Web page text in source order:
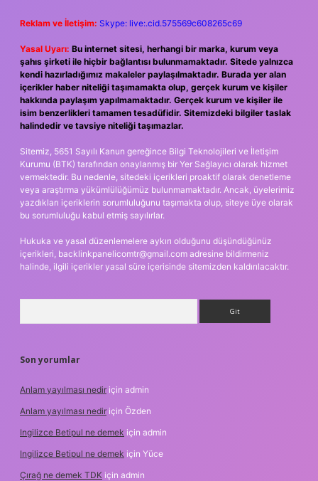
Reklam ve İletişim: Skype: live:.cid.575569c608265c69
Yasal Uyarı: Bu internet sitesi, herhangi bir marka, kurum veya
şahıs şirketi ile hiçbir bağlantısı bulunmamaktadır. Sitede yalnızca
kendi hazırladığımız makaleler paylaşılmaktadır. Burada yer alan
içerikler haber niteliği taşımamakta olup, gerçek kurum ve kişiler
hakkında paylaşım yapılmamaktadır. Gerçek kurum ve kişiler ile
isim benzerlikleri tamamen tesadüfidir. Sitemizdeki bilgiler taslak
halindedir ve tavsiye niteliği taşımazlar.
Sitemiz, 5651 Sayılı Kanun gereğince Bilgi Teknolojileri ve İletişim
Kurumu (BTK) tarafından onaylanmış bir Yer Sağlayıcı olarak hizmet
vermektedir. Bu nedenle, sitedeki içerikleri proaktif olarak denetleme
veya araştırma yükümlülüğümüz bulunmamaktadır. Ancak, üyelerimiz
yazdıkları içeriklerin sorumluluğunu taşımakta olup, siteye üye olarak
bu sorumluluğu kabul etmiş sayılırlar.
Hukuka ve yasal düzenlemelere aykırı olduğunu düşündüğünüz
içerikleri, backlinkpanelicomtr@gmail.com adresine bildirmeniz
halinde, ilgili içerikler yasal süre içerisinde sitemizden kaldırılacaktır.
Son yorumlar
Anlam yayılması nedir için admin
Anlam yayılması nedir için Özden
Ingilizce Betipul ne demek için admin
Ingilizce Betipul ne demek için Yüce
Çırağ ne demek TDK için admin